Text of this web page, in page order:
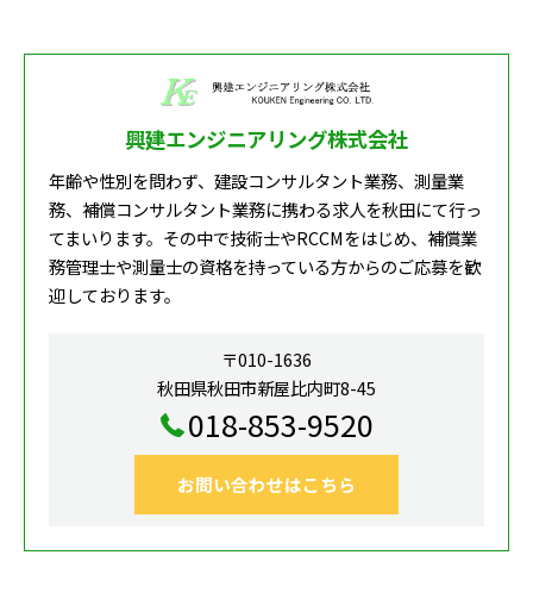
興建エンジニアリング株式会社
年齢や性別を問わず、建設コンサルタント業務、測量業
務、補償コンサルタント業務に携わる求人を秋田にて行っ
てまいります。その中で技術士やRCCMをはじめ、補償業
務管理士や測量士の資格を持っている方からのご応募を歓
迎しております。
〒010-1636
秋田県秋田市新屋比内町8-45
018-853-9520
お問い合わせはこちら